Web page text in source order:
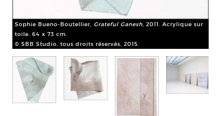
Sophie Bueno-Boutellier, Grateful Ganesh, 2011. Acrylique sur
toile. 64 x 73 cm.
© SBB Studio, tous droits réservés, 2015.